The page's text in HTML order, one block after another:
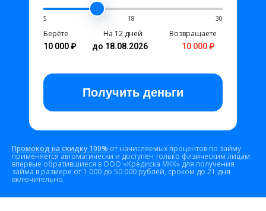
5 18 30
Берёте
10 000 ₽
На 12 дней
до 18.08.2026
Возвращаете
10 000 ₽
Получить деньги
Промокод на скидку 100% от начисляемых процентов по займу
применяется автоматически и доступен только физическим лицам
впервые обратившиеся в ООО «Кредиска МКК» для получения
займа в размере от 1 000 до 50 000 рублей, сроком до 21 дня
включительно.